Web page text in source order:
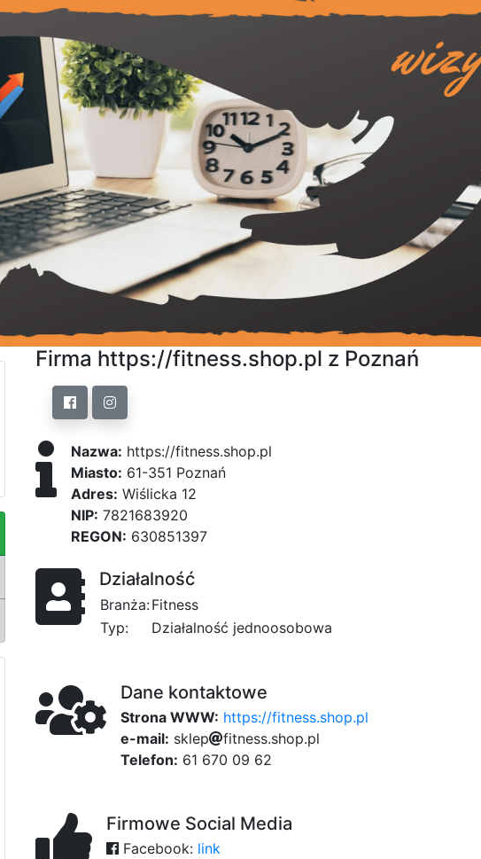
Firma https://fitness.shop.pl z Poznań
Nazwa: https://fitness.shop.pl
Miasto: 61-351 Poznań
Adres: Wiślicka 12
NIP: 7821683920
REGON: 630851397
Działalność
Branża:Fitness
Typ:
Działalność jednoosobowa
Dane kontaktowe
Strona WWW: https://fitness.shop.pl
e-mail: sklep fitness.shop.pl
Telefon: 61 670 09 62
Firmowe Social Media
Facebook: link